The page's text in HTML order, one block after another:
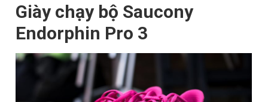
Giày chạy bộ Saucony
Endorphin Pro 3